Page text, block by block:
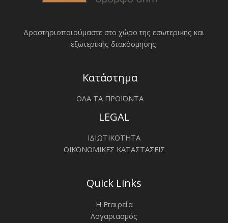
Δραστηριοποιoύμαστε στο χώρο της εσωτερικής και
εξωτερικής διακόσμησης.
Κατάστημα
ΟΛΑ ΤΑ ΠΡΟΪΟΝΤΑ
LEGAL
ΙΔΙΩΤΙΚΟΤΗΤΑ
ΟΙΚΟΝΟΜΙΚΕΣ ΚΑΤΑΣΤΑΣΕΙΣ
Quick Links
Η Εταιρεία
Λογαριασμός